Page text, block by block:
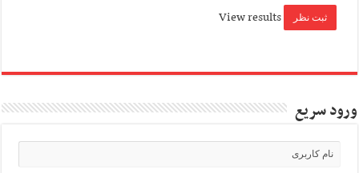
View results
ورود سریع